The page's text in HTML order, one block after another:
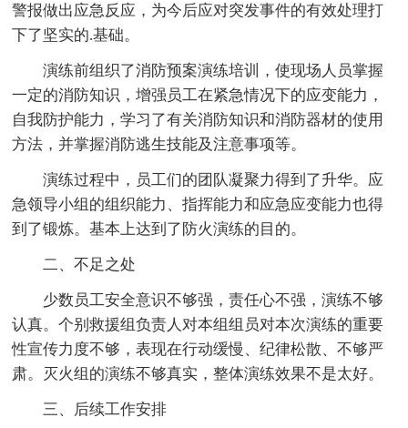
警报做出应急反应，为今后应对突发事件的有效处理打
下了坚实的.基础。
演练前组织了消防预案演练培训，使现场人员掌握
一定的消防知识，增强员工在紧急情况下的应变能力，
自我防护能力，学习了有关消防知识和消防器材的使用
方法，并掌握消防逃生技能及注意事项等。
演练过程中，员工们的团队凝聚力得到了升华。应
急领导小组的组织能力、指挥能力和应急应变能力也得
到了锻炼。基本上达到了防火演练的目的。
二、不足之处
少数员工安全意识不够强，责任心不强，演练不够
认真。个别救援组负责人对本组组员对本次演练的重要
性宣传力度不够，表现在行动缓慢、纪律松散、不够严
肃。灭火组的演练不够真实，整体演练效果不是太好。
三、后续工作安排